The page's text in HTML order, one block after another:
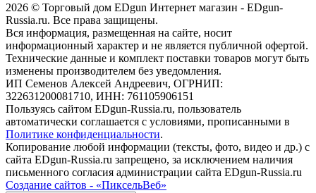
2026 © Торговый дом EDgun Интернет магазин - EDgun-
Russia.ru. Все права защищены.
Вся информация, размещенная на сайте, носит
информационный характер и не является публичной офертой.
Технические данные и комплект поставки товаров могут быть
изменены производителем без уведомления.
ИП Семенов Алексей Андреевич, ОГРНИП:
322631200081710, ИНН: 761105906151
Пользуясь сайтом EDgun-Russia.ru, пользователь
автоматически соглашается с условиями, прописанными в
Политике конфиденциальности.
Копирование любой информации (тексты, фото, видео и др.) с
сайта EDgun-Russia.ru запрещено, за исключением наличия
письменного согласия администрации сайта EDgun-Russia.ru
Создание сайтов - «ПиксельВеб»